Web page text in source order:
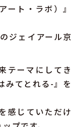
ト・ラボ）』
ジェイアール京
テーマにしてき
てとれる-』を
感じていただけ